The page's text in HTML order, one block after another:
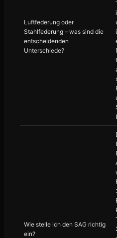
Luftfederung oder
Stahlfederung – was sind die
entscheidenden
Unterschiede?
Wie stelle ich den SAG richtig
ein?